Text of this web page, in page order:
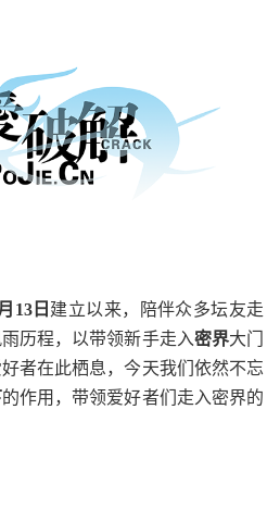
13日 建立以来，陪伴众多坛友走
历程，以带领新手走入密界大门
者在此栖息，今天我们依然不忘
的作用，带领爱好者们走入密界的